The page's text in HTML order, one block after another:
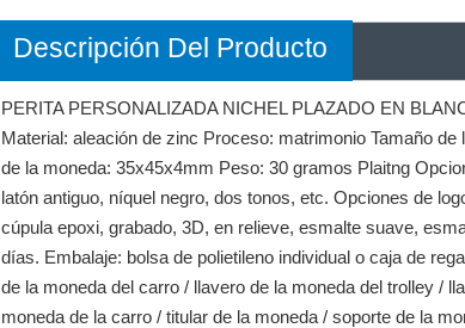
Descripción Del Producto
PERITA PERSONALIZADA NICHEL PLAZADO EN
Material: aleación de zinc Proceso: matrimonio Tamaño
de la moneda: 35x45x4mm Peso: 30 gramos Plaitng
latón antiguo, níquel negro, dos tonos, etc. Opciones de
cúpula epoxi, grabado, 3D, en relieve, esmalte suave,
días. Embalaje: bolsa de polietileno individual o caja de
de la moneda del carro / llavero de la moneda del trolley /
moneda de la carro / titular de la moneda / soporte de la